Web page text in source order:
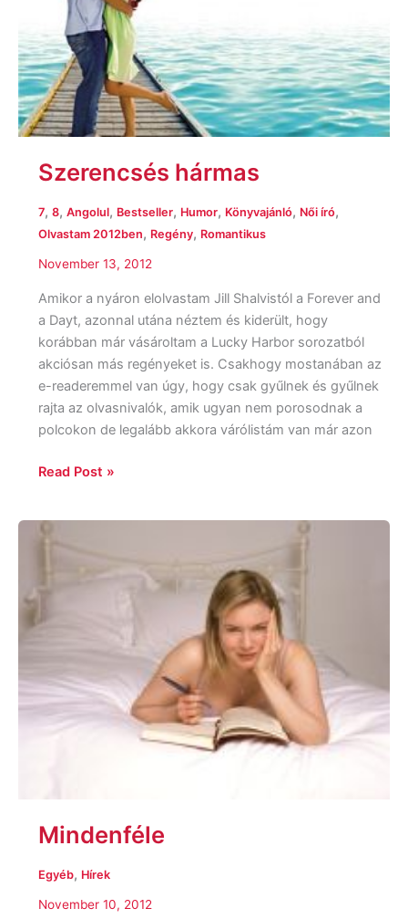
Szerencsés hármas
7, 8, Angolul, Bestseller, Humor, Könyvajánló, Női író,
Olvastam 2012ben, Regény, Romantikus
November 13, 2012
Amikor a nyáron elolvastam Jill Shalvistól a Forever and
a Dayt, azonnal utána néztem és kiderült, hogy
korábban már vásároltam a Lucky Harbor sorozatból
akciósan más regényeket is. Csakhogy mostanában az
e-readeremmel van úgy, hogy csak gyűlnek és gyűlnek
rajta az olvasnivalók, amik ugyan nem porosodnak a
polcokon de legalább akkora várólistám van már azon
Read Post »
Mindenféle
Egyéb, Hírek
November 10, 2012
Mindenféle